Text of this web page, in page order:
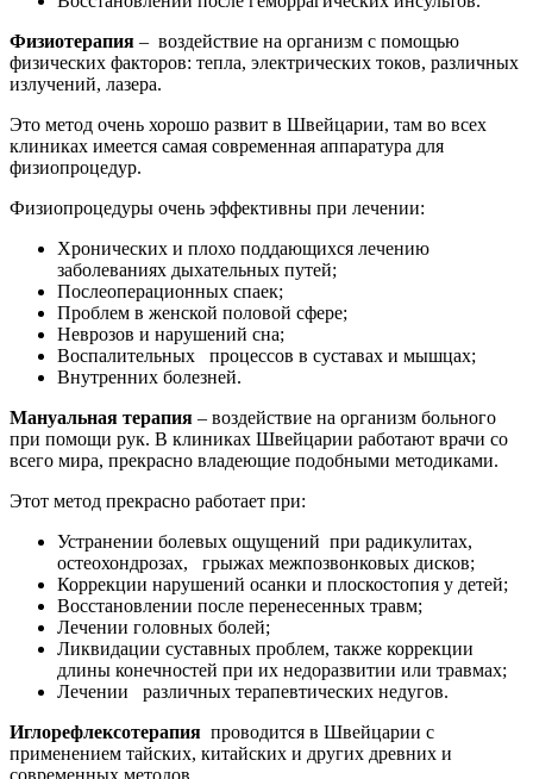
Физиотерапия – воздействие на организм с помощью
физических факторов: тепла, электрических токов, различных
излучений, лазера.
Это метод очень хорошо развит в Швейцарии, там во всех
клиниках имеется самая современная аппаратура для
физиопроцедур.
Физиопроцедуры очень эффективны при лечении:
Хронических и плохо поддающихся лечению
заболеваниях дыхательных путей;
Послеоперационных спаек;
Проблем в женской половой сфере;
Неврозов и нарушений сна;
Воспалительных процессов в суставах и мышцах;
Внутренних болезней.
Мануальная терапия – воздействие на организм больного
при помощи рук. В клиниках Швейцарии работают врачи со
всего мира, прекрасно владеющие подобными методиками.
Этот метод прекрасно работает при:
Устранении болевых ощущений при радикулитах,
остеохондрозах, грыжах межпозвонковых дисков;
Коррекции нарушений осанки и плоскостопия у детей;
Восстановлении после перенесенных травм;
Лечении головных болей;
Ликвидации суставных проблем, также коррекции
длины конечностей при их недоразвитии или травмах;
Лечении различных терапевтических недугов.
Иглорефлексотерапия проводится в Швейцарии с
применением тайских, китайских и других древних и
современных методов.